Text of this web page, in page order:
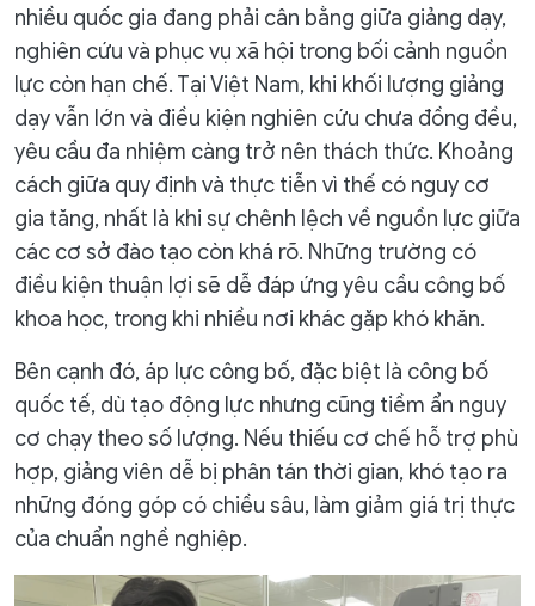
nhiều quốc gia đang phải cân bằng giữa giảng dạy,
nghiên cứu và phục vụ xã hội trong bối cảnh nguồn
lực còn hạn chế. Tại Việt Nam, khi khối lượng giảng
dạy vẫn lớn và điều kiện nghiên cứu chưa đồng đều,
yêu cầu đa nhiệm càng trở nên thách thức. Khoảng
cách giữa quy định và thực tiễn vì thế có nguy cơ
gia tăng, nhất là khi sự chênh lệch về nguồn lực giữa
các cơ sở đào tạo còn khá rõ. Những trường có
điều kiện thuận lợi sẽ dễ đáp ứng yêu cầu công bố
khoa học, trong khi nhiều nơi khác gặp khó khăn.
Bên cạnh đó, áp lực công bố, đặc biệt là công bố
quốc tế, dù tạo động lực nhưng cũng tiềm ẩn nguy
cơ chạy theo số lượng. Nếu thiếu cơ chế hỗ trợ phù
hợp, giảng viên dễ bị phân tán thời gian, khó tạo ra
những đóng góp có chiều sâu, làm giảm giá trị thực
của chuẩn nghề nghiệp.